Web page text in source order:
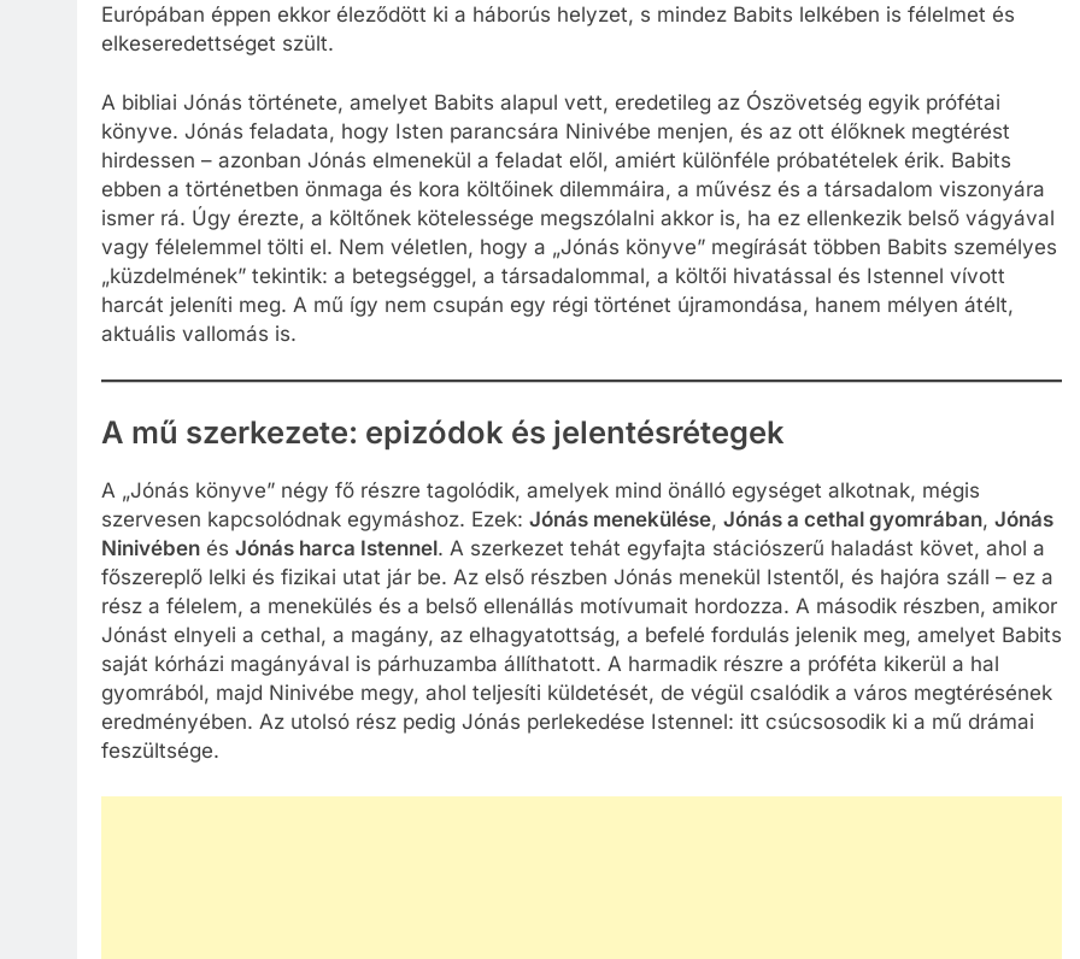
Európában éppen ekkor éleződött ki a háborús helyzet, s mindez Babits lelkében is félelmet és
elkeseredettséget szült.
A bibliai Jónás története, amelyet Babits alapul vett, eredetileg az Ószövetség egyik prófétai
könyve. Jónás feladata, hogy Isten parancsára Ninivébe menjen, és az ott élőknek megtérést
hirdessen – azonban Jónás elmenekül a feladat elől, amiért különféle próbatételek érik. Babits
ebben a történetben önmaga és kora költőinek dilemmáira, a művész és a társadalom viszonyára
ismer rá. Úgy érezte, a költőnek kötelessége megszólalni akkor is, ha ez ellenkezik belső vágyával
vagy félelemmel tölti el. Nem véletlen, hogy a „Jónás könyve” megírását többen Babits személyes
„küzdelmének” tekintik: a betegséggel, a társadalommal, a költői hivatással és Istennel vívott
harcát jeleníti meg. A mű így nem csupán egy régi történet újramondása, hanem mélyen átélt,
aktuális vallomás is.
A mű szerkezete: epizódok és jelentésrétegek
A „Jónás könyve” négy fő részre tagolódik, amelyek mind önálló egységet alkotnak, mégis
szervesen kapcsolódnak egymáshoz. Ezek: Jónás menekülése, Jónás a cethal gyomrában, Jónás
Ninivében és Jónás harca Istennel. A szerkezet tehát egyfajta stációszerű haladást követ, ahol a
főszereplő lelki és fizikai utat jár be. Az első részben Jónás menekül Istentől, és hajóra száll – ez a
rész a félelem, a menekülés és a belső ellenállás motívumait hordozza. A második részben, amikor
Jónást elnyeli a cethal, a magány, az elhagyatottság, a befelé fordulás jelenik meg, amelyet Babits
saját kórházi magányával is párhuzamba állíthatott. A harmadik részre a próféta kikerül a hal
gyomrából, majd Ninivébe megy, ahol teljesíti küldetését, de végül csalódik a város megtérésének
eredményében. Az utolsó rész pedig Jónás perlekedése Istennel: itt csúcsosodik ki a mű drámai
feszültsége.